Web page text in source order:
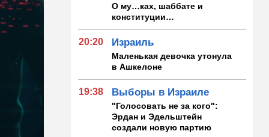
О му…ках, шаббате и
конституции…
20:20 Израиль
Маленькая девочка утонула
в Ашкелоне
19:38 Выборы в Израиле
"Голосовать не за кого":
Эрдан и Эдельштейн
создали новую партию